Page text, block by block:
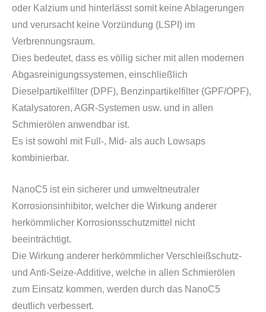
oder Kalzium und hinterlässt somit keine Ablagerungen
und verursacht keine Vorzündung (LSPI) im
Verbrennungsraum.
Dies bedeutet, dass es völlig sicher mit allen modernen
Abgasreinigungssystemen, einschließlich
Dieselpartikelfilter (DPF), Benzinpartikelfilter (GPF/OPF),
Katalysatoren, AGR-Systemen usw. und in allen
Schmierölen anwendbar ist.
Es ist sowohl mit Full-, Mid- als auch Lowsaps
kombinierbar.
NanoC5 ist ein sicherer und umweltneutraler
Korrosionsinhibitor, welcher die Wirkung anderer
herkömmlicher Korrosionsschutzmittel nicht
beeinträchtigt.
Die Wirkung anderer herkömmlicher Verschleißschutz-
und Anti-Seize-Additive, welche in allen Schmierölen
zum Einsatz kommen, werden durch das NanoC5
deutlich verbessert.